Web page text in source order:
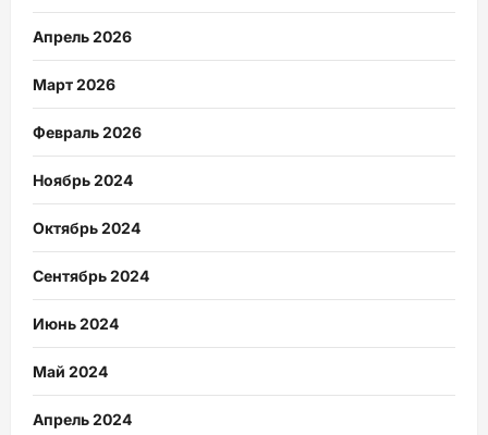
Апрель 2026
Март 2026
Февраль 2026
Ноябрь 2024
Октябрь 2024
Сентябрь 2024
Июнь 2024
Май 2024
Апрель 2024